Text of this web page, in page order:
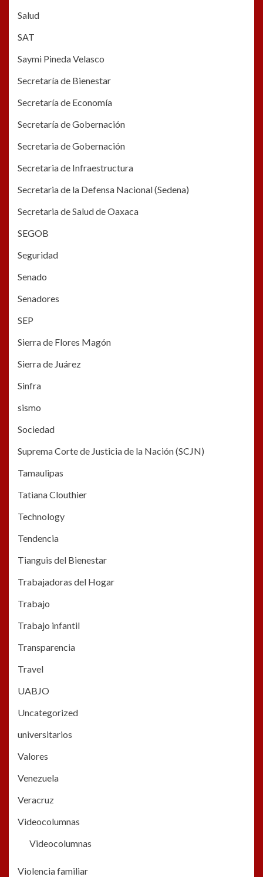
Salud
SAT
Saymi Pineda Velasco
Secretaría de Bienestar
Secretaría de Economía
Secretaría de Gobernación
Secretaria de Gobernación
Secretaria de Infraestructura
Secretaria de la Defensa Nacional (Sedena)
Secretaria de Salud de Oaxaca
SEGOB
Seguridad
Senado
Senadores
SEP
Sierra de Flores Magón
Sierra de Juárez
Sinfra
sismo
Sociedad
Suprema Corte de Justicia de la Nación (SCJN)
Tamaulipas
Tatiana Clouthier
Technology
Tendencia
Tianguis del Bienestar
Trabajadoras del Hogar
Trabajo
Trabajo infantil
Transparencia
Travel
UABJO
Uncategorized
universitarios
Valores
Venezuela
Veracruz
Videocolumnas
Videocolumnas
Violencia familiar